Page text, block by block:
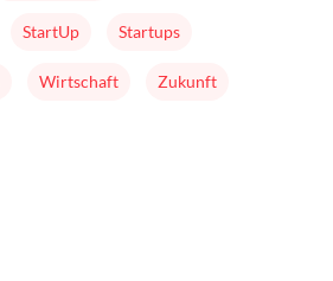
StartUp Startups
Wirtschaft Zukunft